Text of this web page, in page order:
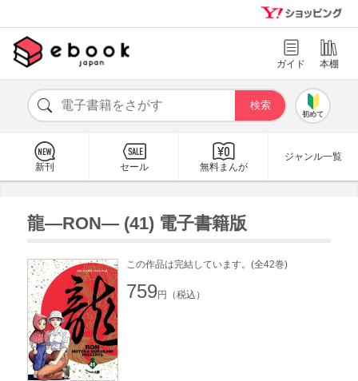
ガイド 本棚
初めて
新刊 セール 無料まんが
ジャンル一覧
龍―RON― (41) 電子書籍版
この作品は完結しています。(全42巻)
759円（税込）